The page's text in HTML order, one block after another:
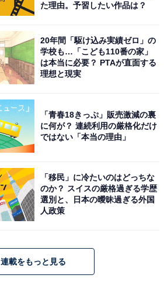
た理由。予習したい作品は？
20年間「駆け込み実績ゼロ」の
学校も…「こども110番の家」
は本当に必要？ PTAが直面する
理想と現実
「青春18きっぷ」販売激減の裏
に何が？ 連続利用の厳格化だけ
ではない「本当の理由」
「移民」に冷たいのはどっちな
のか？ スイスの厳格過ぎる学歴
選別と、日本の曖昧過ぎる外国
人政策
連載をもっと見る